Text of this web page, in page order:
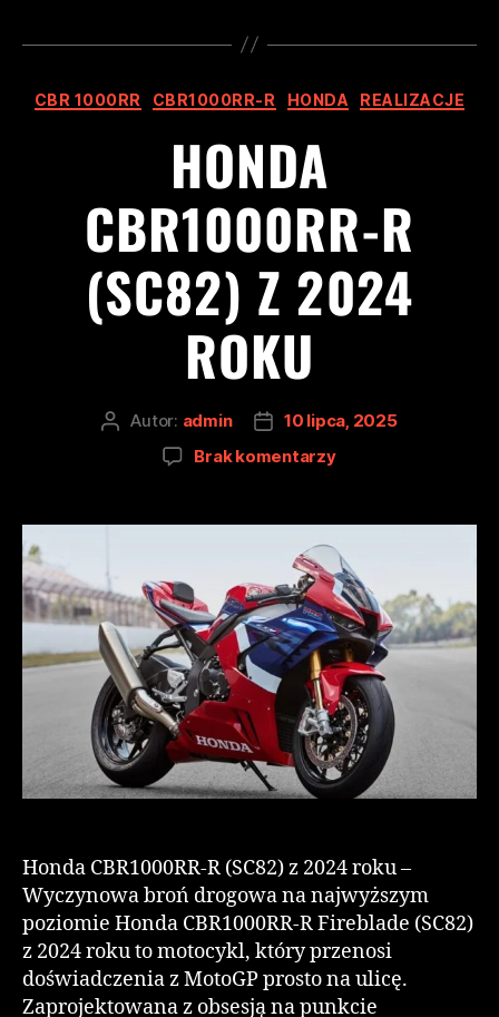
CBR 1000RR CBR1000RR-R HONDA REALIZACJE
HONDA
CBR1000RR-R
(SC82) Z 2024
ROKU
Autor: admin
10 lipca, 2025
Brak komentarzy
Honda CBR1000RR-R (SC82) z 2024 roku –
Wyczynowa broń drogowa na najwyższym
poziomie Honda CBR1000RR-R Fireblade (SC82)
z 2024 roku to motocykl, który przenosi
doświadczenia z MotoGP prosto na ulicę.
Zaprojektowana z obsesją na punkcie